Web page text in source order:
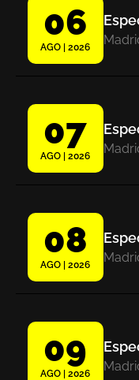
06
AGO | 2026
07
AGO | 2026
08
AGO | 2026
09
AGO | 2026